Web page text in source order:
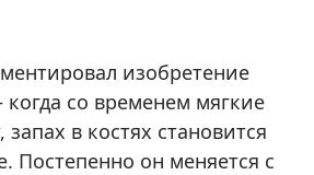
изобретение
со временем мягкие
в костях становится
Постепенно он меняется с